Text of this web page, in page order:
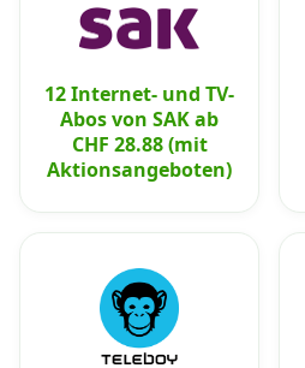
12 Internet- und TV-
Abos von SAK ab
CHF 28.88 (mit
Aktionsangeboten)